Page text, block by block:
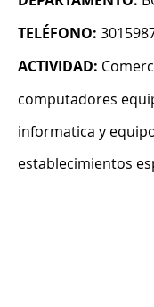
TELÉFONO:
ACTIVIDAD:
computadores
informatica y
establecimientos